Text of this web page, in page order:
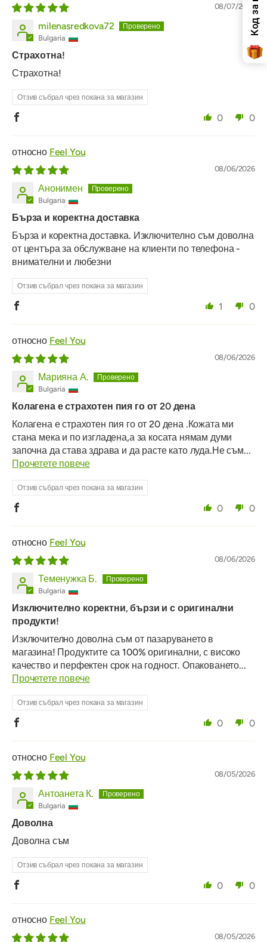
08/07/2026
milenasredkova72
Bulgaria
Страхотна!
Страхотна!
Отзив събрал чрез покана за магазин
0 0
Feel You
08/06/2026
Анонимен
Bulgaria
Бърза и коректна доставка
Бърза и коректна доставка. Изключително съм доволна
от центъра за обслужване на клиенти по телефона -
внимателни и любезни
Отзив събрал чрез покана за магазин
1 0
Feel You
08/06/2026
Марияна А.
Bulgaria
Колагена е страхотен пия го от 20 дена
Колагена е страхотен пия го от 20 дена .Кожата ми
стана мека и по изгладена,а за косата нямам думи
започна да става здрава и да расте като луда.Не съм...
Прочетете повече
Отзив събрал чрез покана за магазин
0 0
Feel You
08/06/2026
Теменужка Б.
Bulgaria
Изключително коректни, бързи и с оригинални
продукти!
Изключително доволна съм от пазаруването в
магазина! Продуктите са 100% оригинални, с високо
качество и перфектен срок на годност. Опаковането...
Прочетете повече
Отзив събрал чрез покана за магазин
0 0
Feel You
08/05/2026
Антоанета К.
Bulgaria
Доволна
Доволна съм
Отзив събрал чрез покана за магазин
0 0
Feel You
08/05/2026